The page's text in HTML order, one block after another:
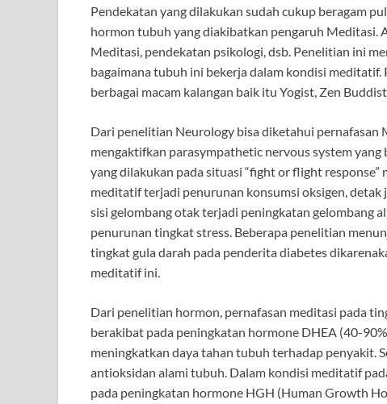
Pendekatan yang dilakukan sudah cukup beragam
hormon tubuh yang diakibatkan pengaruh Meditasi.
Meditasi, pendekatan psikologi, dsb. Penelitian ini
bagaimana tubuh ini bekerja dalam kondisi
berbagai macam kalangan baik itu Yogist, Zen
Dari penelitian Neurology bisa diketahui pernafasan
mengaktifkan parasympathetic nervous system
yang dilakukan pada situasi “fight or flight
meditatif terjadi penurunan konsumsi oksigen,
sisi gelombang otak terjadi peningkatan gelombang
penurunan tingkat stress. Beberapa penelitian
tingkat gula darah pada penderita diabetes
meditatif ini.
Dari penelitian hormon, pernafasan meditasi pada
berakibat pada peningkatan hormone DHEA (40-
meningkatkan daya tahan tubuh terhadap penyakit.
antioksidan alami tubuh. Dalam kondisi meditatif
pada peningkatan hormone HGH (Human Growth